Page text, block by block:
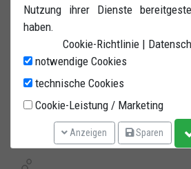
PEC:bastefsrl@lamiapec.it
Shop-Informationen
Terms and conditions
Datenschutzerklärung
Mein
Nutzung ihrer Dienste
haben.
Cookie-Richtlinie |
notwendige Cookies
technische Cookies
Cookie-Leistung / Marketing
Anzeigen Sparen